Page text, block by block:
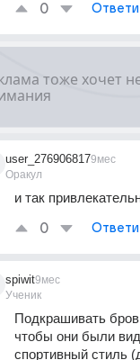
0
user_276906817
Оракул
9мес
0
spiwit
Ученик
9мес
Подкрашивать
чтобы они были
спортивный стиль